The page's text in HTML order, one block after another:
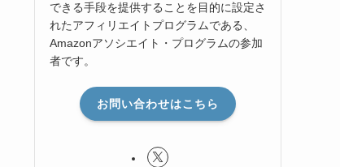
できる手段を提供することを目的に設定さ
れたアフィリエイトプログラムである、
Amazonアソシエイト・プログラムの参加
者です。
お問い合わせはこちら